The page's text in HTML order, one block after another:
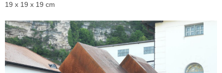
19 x 19 x 19 cm